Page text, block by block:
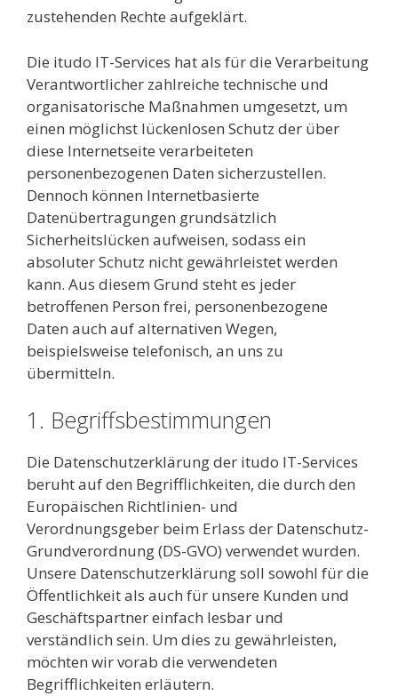
zustehenden Rechte aufgeklärt.
Die itudo IT-Services hat als für die Verarbeitung
Verantwortlicher zahlreiche technische und
organisatorische Maßnahmen umgesetzt, um
einen möglichst lückenlosen Schutz der über
diese Internetseite verarbeiteten
personenbezogenen Daten sicherzustellen.
Dennoch können Internetbasierte
Datenübertragungen grundsätzlich
Sicherheitslücken aufweisen, sodass ein
absoluter Schutz nicht gewährleistet werden
kann. Aus diesem Grund steht es jeder
betroffenen Person frei, personenbezogene
Daten auch auf alternativen Wegen,
beispielsweise telefonisch, an uns zu
übermitteln.
1. Begriffsbestimmungen
Die Datenschutzerklärung der itudo IT-Services
beruht auf den Begrifflichkeiten, die durch den
Europäischen Richtlinien- und
Verordnungsgeber beim Erlass der Datenschutz-
Grundverordnung (DS-GVO) verwendet wurden.
Unsere Datenschutzerklärung soll sowohl für die
Öffentlichkeit als auch für unsere Kunden und
Geschäftspartner einfach lesbar und
verständlich sein. Um dies zu gewährleisten,
möchten wir vorab die verwendeten
Begrifflichkeiten erläutern.